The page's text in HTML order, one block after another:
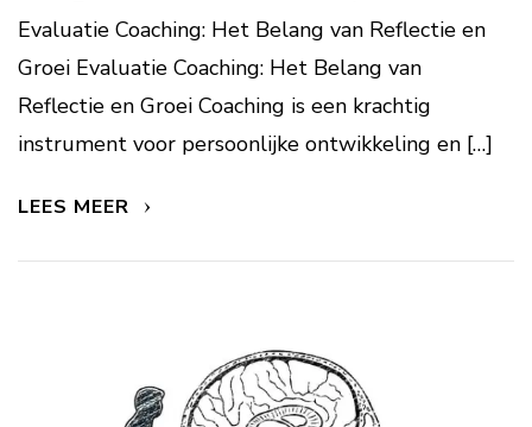
Evaluatie Coaching: Het Belang van Reflectie en
Groei Evaluatie Coaching: Het Belang van
Reflectie en Groei Coaching is een krachtig
instrument voor persoonlijke ontwikkeling en […]
LEES MEER